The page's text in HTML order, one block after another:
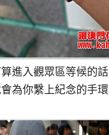
進入觀眾區等候的話
為你繫上紀念的手環